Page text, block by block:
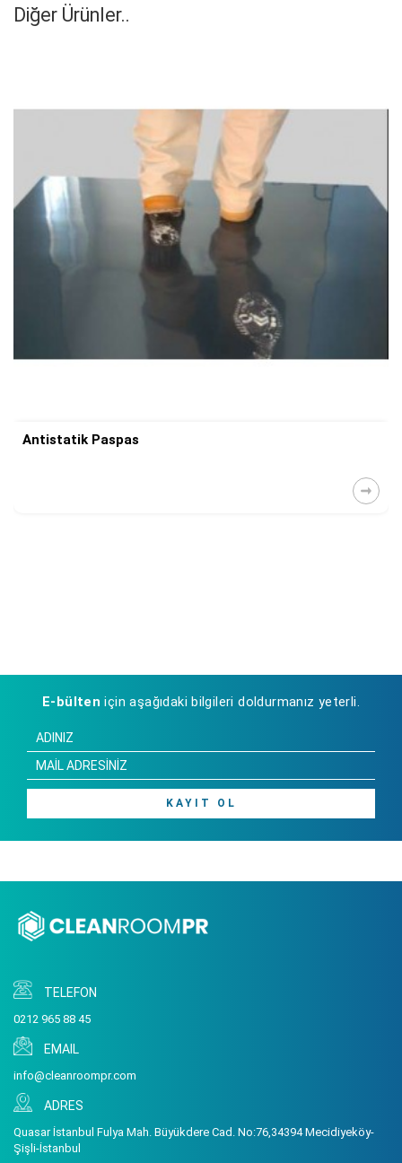
Diğer Ürünler..
Antistatik Paspas
E-bülten için aşağıdaki bilgileri doldurmanız yeterli.
KAYIT OL
TELEFON
0212 965 88 45
EMAIL
info@cleanroompr.com
ADRES
Quasar İstanbul Fulya Mah. Büyükdere Cad. No:76,34394 Mecidiyeköy-
Şişli-İstanbul